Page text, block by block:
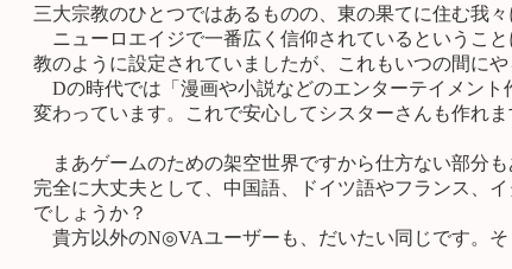
三大宗教のひとつではあるものの、東の果てに住む我
ニューロエイジで一番広く信仰されているというこ
教のように設定されていましたが、これもいつの間にや
Dの時代では「漫画や小説などのエンターテイメント
変わっています。これで安心してシスターさんも作れ
まあゲームのための架空世界ですから仕方ない部分
完全に大丈夫として、中国語、ドイツ語やフランス、
でしょうか？
貴方以外のN◎VAユーザーも、だいたい同じです。そ